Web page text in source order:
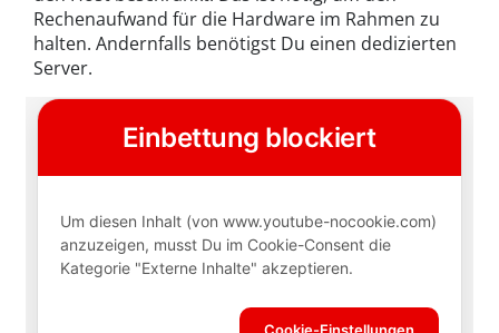
Rechenaufwand für die Hardware im Rahmen zu
halten. Andernfalls benötigst Du einen dedizierten
Server.